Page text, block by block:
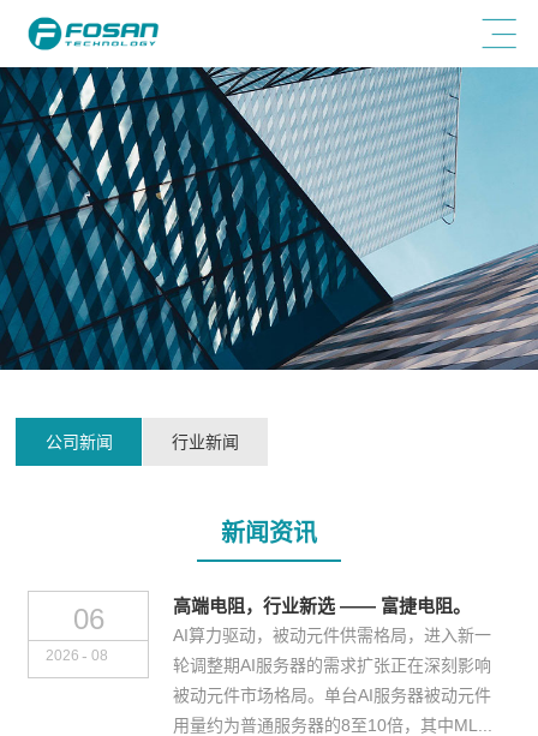
公司新闻 行业新闻
新闻资讯
06
2026 - 08
高端电阻，行业新选 —— 富捷电阻。
AI算力驱动，被动元件供需格局，进入新一
轮调整期AI服务器的需求扩张正在深刻影响
被动元件市场格局。单台AI服务器被动元件
用量约为普通服务器的8至10倍，其中ML...